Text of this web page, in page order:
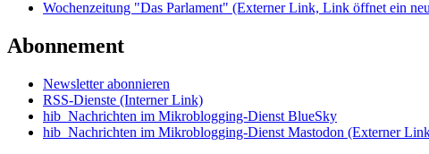
Wochenzeitung "Das Parlament" (Externer Link, Link öffnet ein
Abonnement
Newsletter abonnieren
RSS-Dienste (Interner Link)
hib_Nachrichten im Mikroblogging-Dienst BlueSky
hib_Nachrichten im Mikroblogging-Dienst Mastodon (Externer